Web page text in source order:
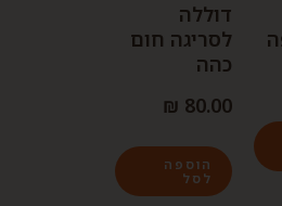
דוללה
לסריגה חום
כהה
₪ 80.00
הוספה
לסל